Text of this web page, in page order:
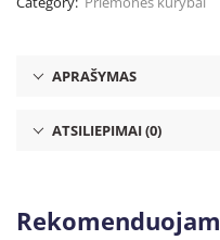
APRAŠYMAS
ATSILIEPIMAI (0)